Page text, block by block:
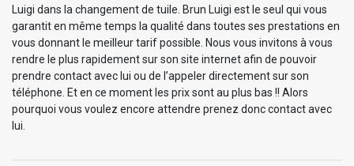
Luigi dans la changement de tuile. Brun Luigi est le seul qui vous
garantit en même temps la qualité dans toutes ses prestations en
vous donnant le meilleur tarif possible. Nous vous invitons à vous
rendre le plus rapidement sur son site internet afin de pouvoir
prendre contact avec lui ou de l’appeler directement sur son
téléphone. Et en ce moment les prix sont au plus bas !! Alors
pourquoi vous voulez encore attendre prenez donc contact avec
lui.